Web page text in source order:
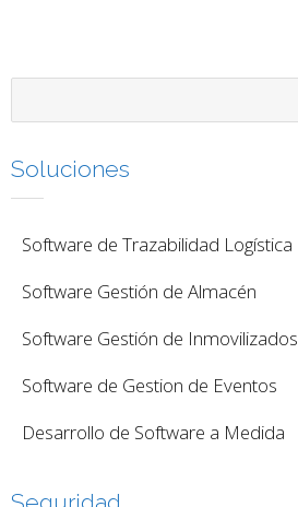
Soluciones
Software de Trazabilidad Logística
Software Gestión de Almacén
Software Gestión de Inmovilizados
Software de Gestion de Eventos
Desarrollo de Software a Medida